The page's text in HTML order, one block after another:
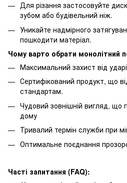
Для різання застосовуйте
зубом або будівельний ніж.
Уникайте надмірного
пошкодити матеріал.
Чому варто обрати монолітний
Максимальний захист від
Сертифікований продукт, що
стандартам.
Чудовий зовнішній вигляд, що
дому
Тривалий термін служби при
Оптимальне поєднання
Часті запитання (FAQ):